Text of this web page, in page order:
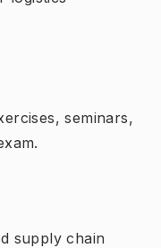
seminars,
supply chain